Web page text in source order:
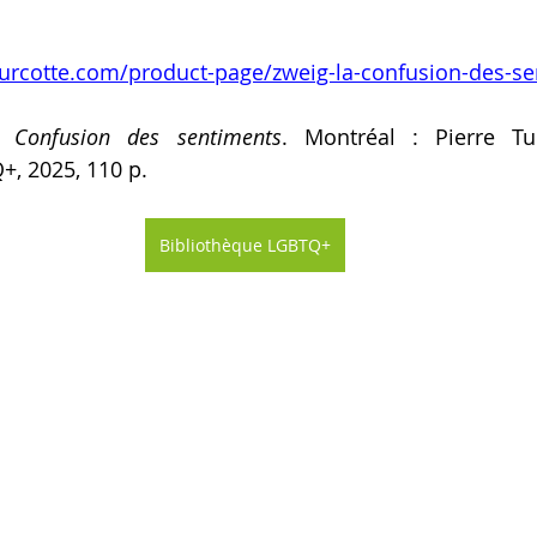
product-page/zweig-la-confusion-des-
Confusion des sentiments. Montréal : Pierre
2025, 110 p.
Bibliothèque LGBTQ+